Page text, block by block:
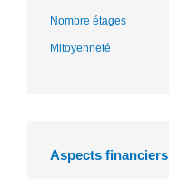
Nombre étages
Mitoyenneté
Aspects financiers